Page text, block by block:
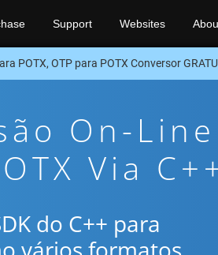
Support Websites
POTX, OTP para POTX Conversor
On-Line
Via
do C++ para